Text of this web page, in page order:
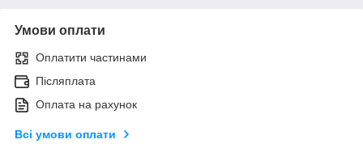
Умови оплати
Оплатити частинами
Післяплата
Оплата на рахунок
Всі умови оплати